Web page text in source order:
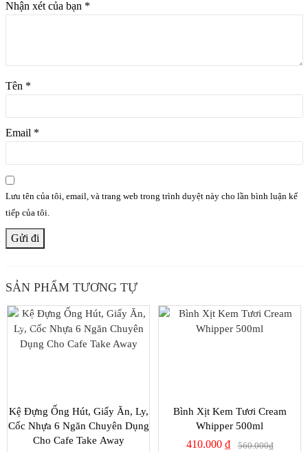
shopKHÔNGnhận thanh toán
Nhận xét của bạn *
Tên *
Email *
Lưu tên của tôi, email, và trang web trong trình duyệt này cho lần bình luận kế
tiếp của tôi.
SẢN PHẨM TƯƠNG TỰ
Kệ Đựng Ống Hút, Giấy Ăn, Ly,
Cốc Nhựa 6 Ngăn Chuyên Dụng
Cho Cafe Take Away
SALE
20%
Bình Xịt Kem Tươi Cream
Whipper 500ml
410.000 ₫ 560.000₫
SALE